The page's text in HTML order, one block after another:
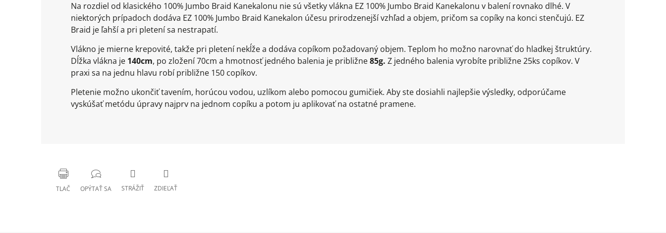
Na rozdiel od klasického 100% Jumbo Braid Kanekalonu nie sú všetky vlákna EZ 100% Jumbo Braid Kanekalonu v balení rovnako dlhé. V
niektorých prípadoch dodáva EZ 100% Jumbo Braid Kanekalon účesu prirodzenejší vzhľad a objem, pričom sa copíky na konci stenčujú. EZ
Braid je ľahší a pri pletení sa nestrapatí.
Vlákno je mierne krepovité, takže pri pletení nekĺže a dodáva copíkom požadovaný objem. Teplom ho možno narovnať do hladkej štruktúry.
Dĺžka vlákna je 140cm, po zložení 70cm a hmotnosť jedného balenia je približne85g. Z jedného balenia vyrobíte približne 25ks copíkov. V
praxi sa na jednu hlavu robí približne 150 copíkov.
Pletenie možno ukončiť tavením, horúcou vodou, uzlíkom alebo pomocou gumičiek. Aby ste dosiahli najlepšie výsledky, odporúčame
vyskúšať metódu úpravy najprv na jednom copíku a potom ju aplikovať na ostatné pramene.
TLAČ OPÝTAŤ SA STRÁŽIŤ ZDIEĽAŤ